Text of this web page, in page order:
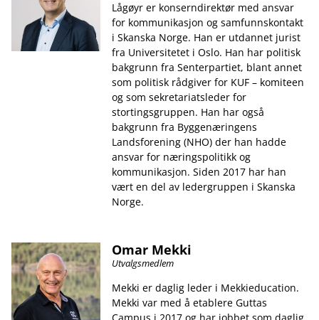
Lågøyr er konserndirektør med ansvar
for kommunikasjon og samfunnskontakt
i Skanska Norge. Han er utdannet jurist
fra Universitetet i Oslo. Han har politisk
bakgrunn fra Senterpartiet, blant annet
som politisk rådgiver for KUF – komiteen
og som sekretariatsleder for
stortingsgruppen. Han har også
bakgrunn fra Byggenæringens
Landsforening (NHO) der han hadde
ansvar for næringspolitikk og
kommunikasjon. Siden 2017 har han
vært en del av ledergruppen i Skanska
Norge.
Omar Mekki
Utvalgsmedlem
Mekki er daglig leder i Mekkieducation.
Mekki var med å etablere Guttas